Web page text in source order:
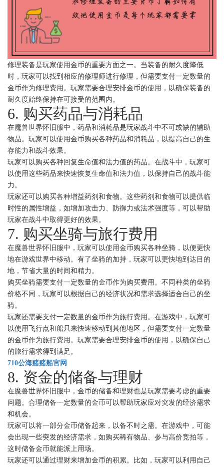
修理装备是玩家使用金币的重要方面之一。当装备的耐久度降低
时，玩家可以找到相应的修理师进行修理，但需要支付一定数量的
金币作为修理费用。玩家需要合理安排金币的使用，以确保装备的
耐久度始终保持在可接受的范围内。
6. 购买药品与消耗品
在魔兽世界怀旧服中，药品和消耗品是玩家战斗中不可或缺的辅助
物品。玩家可以使用金币购买各种药品和消耗品，以提高自己的生
存能力和战斗效果。
玩家可以购买各种回复生命值和法力值的药品。在战斗中，玩家可
以使用这些药品来快速恢复生命值和法力值，以保持自己的战斗能
力。
玩家还可以购买各种增益药剂和食物。这些药剂和食物可以提供临
时性的属性增益，如增加攻击力、防御力或法术强度等，可以帮助
玩家在战斗中取得更好的效果。
7. 购买坐骑与旅行费用
在魔兽世界怀旧服中，玩家可以使用金币购买各种坐骑，以便更快
地在游戏世界中移动。有了坐骑的加持，玩家可以更快地到达目的
地，节省大量的时间和精力。
购买坐骑需要支付一定数量的金币作为购买费用。不同种类的坐骑
价格不同，玩家可以根据自己的经济状况和需求选择适合自己的坐
骑。
玩家还需要支付一定数量的金币作为旅行费用。在游戏中，玩家可
以使用飞行点和船只来快速移动到其他地区，但需要支付一定数量
的金币作为旅行费用。玩家需要合理安排金币的使用，以确保自己
的旅行需求得到满足。
710公海赌赌船官网
8. 资金的储备与理财
在魔兽世界怀旧服中，金币的储备和理财也是玩家需要考虑的重要
问题。合理储备一定数量的金币可以帮助玩家应对突发的经济需求
和机会。
玩家可以将一部分金币储备起来，以备不时之需。在游戏中，可能
会出现一些突发的经济需求，如购买稀有物品、参与高价竞拍等，
这时储备金币就能派上用场。
玩家还可以通过理财来增加金币的积累。比如，玩家可以利用自己